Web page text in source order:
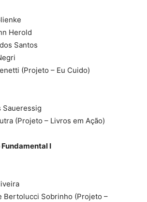
Herold
Santos
(Projeto – Eu Cuido)
Saueressig
(Projeto – Livros em Ação)
I
Bertolucci Sobrinho (Projeto –